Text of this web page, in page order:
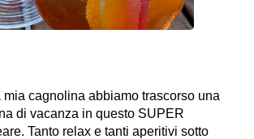
mia cagnolina abbiamo trascorso una
di vacanza in questo SUPER
Tanto relax e tanti aperitivi sotto